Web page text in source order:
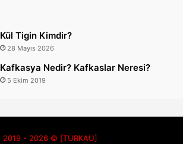
Kül Tigin Kimdir?
28 Mayıs 2026
Kafkasya Nedir? Kafkaslar Neresi?
5 Ekim 2019
2019 - 2026 © [TURKAU]